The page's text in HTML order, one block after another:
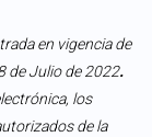
en vigencia de
de Julio de 2022.
los
de la